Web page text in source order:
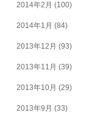
2014年2月 (100)
2014年1月 (84)
2013年12月 (93)
2013年11月 (39)
2013年10月 (29)
2013年9月 (33)